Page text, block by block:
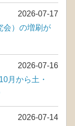
2026-07-17
会）の増刷が
2026-07-16
月から土・
2026-07-14